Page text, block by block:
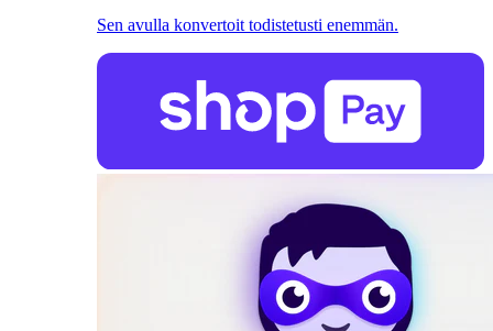
Sen avulla konvertoit todistetusti enemmän.